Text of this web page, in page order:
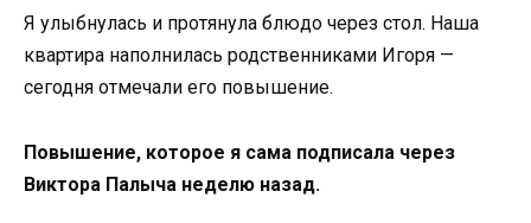
Я улыбнулась и протянула блюдо через стол. Наша
квартира наполнилась родственниками Игоря —
сегодня отмечали его повышение.
Повышение, которое я сама подписала через
Виктора Палыча неделю назад.